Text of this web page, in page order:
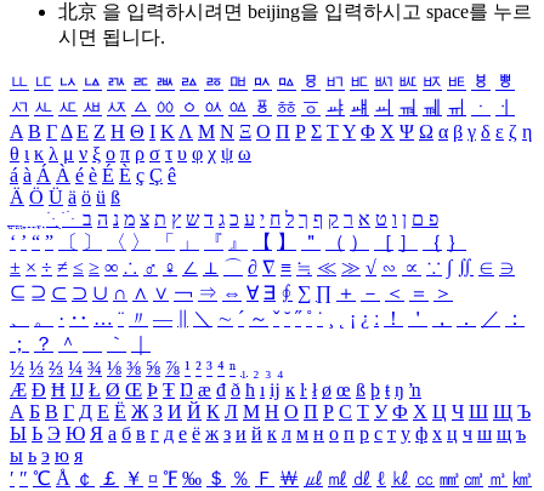
北京 을 입력하시려면 beijing을 입력하시고 space를 누르
시면 됩니다.
ㅥ ㅦ ㅧ ㅨ ㅩ ㅪ ㅫ ㅬ ㅭ ㅮ ㅯ ㅰ ㅱ ㅲ ㅳ ㅴ ㅵ ㅶ ㅷ ㅸ
ㅹ
ㅺ ㅻ ㅼ ㅽ ㅾ ㅿ ㆀ ㆁ ㆂ ㆃ ㆄ ㆅ ㆆ ㆇ ㆈ ㆉ ㆊ ㆋ ㆌ ㆍ
ㆎ
Α Β ΓΔ Ε Ζ Η Θ Ι ΚΛ Μ Ν Ξ Ο Π Ρ Σ ΤΥ Φ Χ Ψ Ω α β γ δ ε ζ η
θ ι κ λ μ ν ξ ο π ρ σ τ υ φ χ ψ ω
á à Á À é è É È ç Ç ê
Ä Ö Ü ä ö ü ß
ִֶֹ ֻּ ׁׂ פ ם ן ו ט א ר ק ף ך ל ח י ע כ ג ד ש ץ ת צ מ נ ה ב
‘ ’ “ ” 〔 〕 〈 〉 「 」 『 』 【 】 ＂ （ ） ［ ］ ｛ ｝
± × ÷ ≠ ≤ ≥ ∞ ∴ ♂ ♀ ∠ ⊥ ⌒ ∂ ∇ ≡ ≒ ≪ ≫ √ ∽ ∝ ∵ ∫ ∬ ∈ ∋
⊆ ⊇ ⊂ ⊃ ∪ ∩ ∧ ∨ ￢ ⇒ ⇔ ∀ ∃ ∮ ∑ ∏ ＋ － ＜ ＝
＞
、
。 · ‥ … ¨ 〃 ― ＼ ∼ ´ ～ ˇ ˘ ˝ ˚ ˙ ¸ ¡ ¿ ː ！ ＇ ， ． ／
：
；
？ ＾ ｀
½ ⅓ ⅔ ¼ ¾ ⅛ ⅜ ⅝ ⅞ ¹ ² ³ ⁴ ⁿ ₁ ₂ ₃ ₄
Æ Ð Ħ Ĳ Ł Ø Œ Þ Ŧ Ŋ æ đ ð ħ ı ĳ ĸ ŀ ł ø œ ß þ ŧ ŋ ŉ
А Б В Г Д Е Ё Ж З И Й К Л М Н О П Р С Т У Ф Х Ц Ч Ш Щ Ъ
Ы Ь Э Ю Я а б в г д е ё ж з и й к л м н о п р с т у ф х ц ч ш щ ъ
ы ь э ю я
′ ″ ℃ Å ￠ ￡ ￥ ¤ ℉ ‰ ＄ ％ Ｆ ￦ ㎕ ㎖ ㎗ ℓ ㎘ ㏄ ㎣ ㎤ ㎥ ㎦